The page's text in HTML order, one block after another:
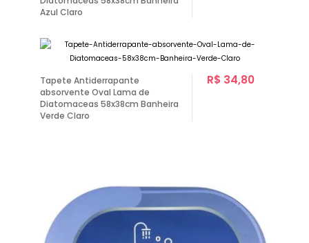
Azul Claro
Tapete Antiderrapante
absorvente Oval Lama de
Diatomaceas 58x38cm Banheira
Verde Claro
R$ 34,80